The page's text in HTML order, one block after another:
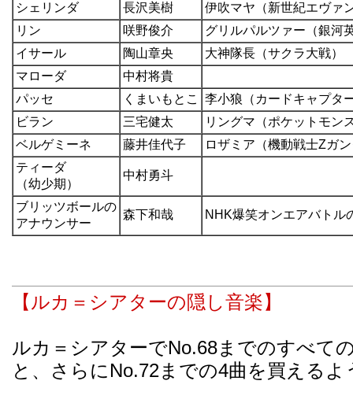
シェリンダ
長沢美樹
伊吹マヤ（新世紀エヴァ
リン
咲野俊介
グリルパルツァー（銀河
イサール
陶山章央
大神隊長（サクラ大戦）
マローダ
中村将貴
パッセ
くまいもとこ
李小狼（カードキャプタ
ビラン
三宅健太
リングマ（ポケットモン
ベルゲミーネ
藤井佳代子
ロザミア（機動戦士Zガ
ティーダ
（幼少期）
中村勇斗
ブリッツボールの
アナウンサー
森下和哉 NHK爆笑オンエアバトル
【ルカ＝シアターの隠し音楽】
ルカ＝シアターでNo.68までのすべて
と、さらにNo.72までの4曲を買えるよ